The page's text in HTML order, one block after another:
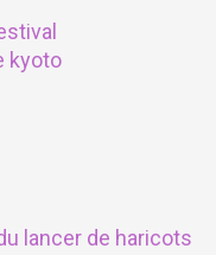
kyoto
lancer de haricots